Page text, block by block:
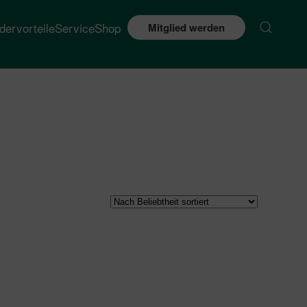
ServiceShop Mitglied werden